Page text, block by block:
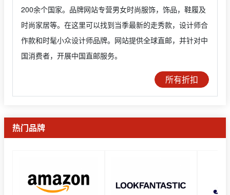
200余个国家。品牌网站专营男女时尚服饰，饰品，鞋履及
时尚家居等。在这里可以找到当季最新的走秀款，设计师合
作款和时髦小众设计师品牌。网站提供全球直邮，并针对中
国消费者，开展中国直邮服务。
所有折扣
热门品牌